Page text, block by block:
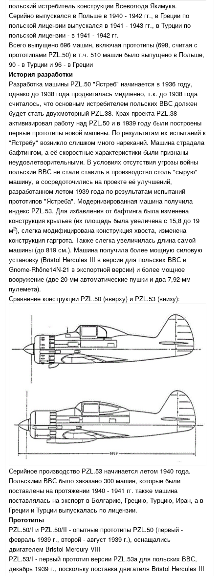
польский истребитель конструкции Всеволода Якимука.
Серийно выпускался в Польше в 1940 - 1942 гг., в Греции по
польской лицензии выпускался в 1941 - 1943 гг., в Турции по
польской лицензии - в 1941 - 1942 гг.
Всего выпущено 696 машин, включая прототипы (698, считая с
прототипами PZL.50) в т.ч. 510 машин было выпущено в Польше,
90 - в Турции и 96 - в Греции
История разработки
Разработка машины PZL.50 "Ястреб" начинается в 1936 году,
однако до 1938 года продвигалась медленно, т.к. до 1938 года
считалось, что основным истребителем польских ВВС должен
будет стать двухмоторный PZL.38. Крах проекта PZL.38
активизировал работу над PZL.50 и в 1939 году были построены
первые прототипы новой машины. По результатам их испытаний к
"Ястребу" возникло слишком много нареканий. Машина страдала
бафтингом, а её скоростные характеристики были признаны
неудовлетворительными. В условиях отсутствия угрозы войны
польские ВВС не стали ставить в производство столь "сырую"
машину, а сосредоточились на проекте её улучшений,
разработанном летом 1939 года по результатам испытаний
прототипов "Ястреба". Модернизированная машина получила
индекс PZL.53. Для избавления от бафтинга была изменена
конструкция крыльев (их площадь была увеличена с 15,8 до 19
м2), слегка модифицирована конструкция хвоста, изменена
конструкция гаргрота. Также слегка увеличилась длина самой
машины (до 819 см.). Машина получила более мощную силовую
установку (Bristol Hercules III в версии для польских ВВС и
Gnome-Rhône14N-21 в экспортной версии) и более мощное
вооружение (две 20-мм автоматические пушки и два 7,92-мм
пулемета).
Сравнение конструкции PZL.50 (вверху) и PZL.53 (внизу):
Серийное производство PZL.53 начинается летом 1940 года.
Польскими ВВС было заказано 300 машин, которые были
поставлены на протяжении 1940 - 1941 гг. также машина
поставлялась на экспорт в Болгарию, Грецию, Турцию, Иран, а в
Греции и Турции выпускалась по лицензии.
Прототипы
PZL.50/I и PZL.50/II - опытные прототипы PZL.50 (первый -
февраль 1939 г., второй - август 1939 г.), оснащались
двигателем Bristol Mercury VIII
PZL.53/I - первый прототип версии PZL.53a для польских ВВС,
декабрь 1939 г., поскольку поставка двигателя Bristol Hercules III